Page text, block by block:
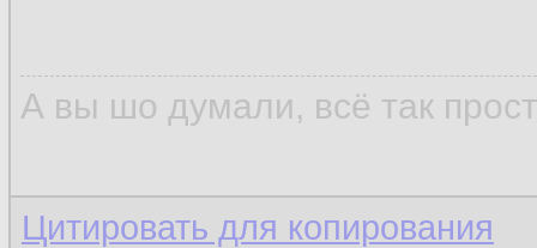
А вы шо думали, всё так
Цитировать для копирования